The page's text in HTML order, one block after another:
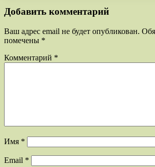
Добавить комментарий
Ваш адрес email не будет опубликован.
помечены *
Комментарий *
Имя *
Email *